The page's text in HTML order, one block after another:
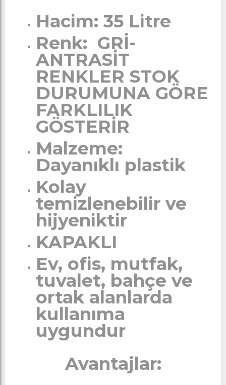
Hacim: 35 Litre
Renk: GRİ-
ANTRASİT
RENKLER STOK
DURUMUNA GÖRE
FARKLILIK
GÖSTERİR
Malzeme:
Dayanıklı plastik
Kolay
temizlenebilir ve
hijyeniktir
KAPAKLI
Ev, ofis, mutfak,
tuvalet, bahçe ve
ortak alanlarda
kullanıma
uygundur
Avantajlar: